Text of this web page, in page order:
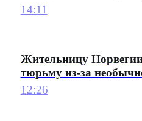
14:11
Жительницу
тюрьму из-за
12:26